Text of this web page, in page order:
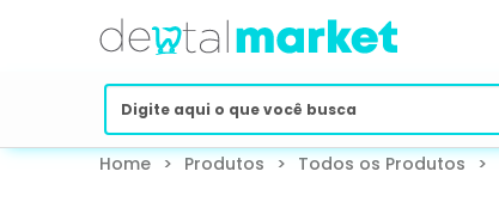
Home > Produtos > Todos os Produtos >